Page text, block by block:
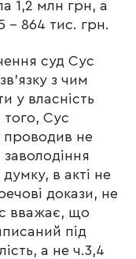
1,2 млн грн, а
– 864 тис. грн.
суд Сус
з чим
у власність
того, Сус
проводив не
заволодіння
в акті не
докази, не
вважає, що
під
а не ч.3,4